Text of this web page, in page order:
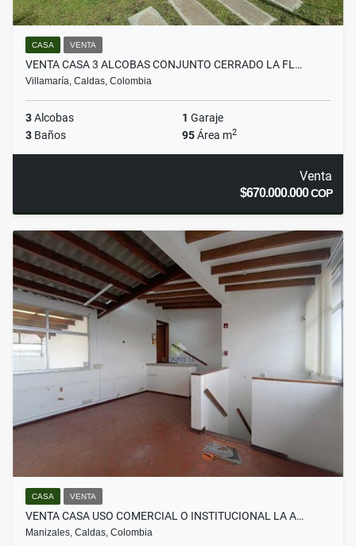
CASA VENTA
VENTA CASA 3 ALCOBAS CONJUNTO CERRADO LA FL…
Villamaría, Caldas, Colombia
3Alcobas 1 Garaje
3 Baños 95Área m2
Venta
$670.000.000COP
CASA VENTA
VENTA CASA USO COMERCIAL O INSTITUCIONAL LA A…
Manizales, Caldas, Colombia